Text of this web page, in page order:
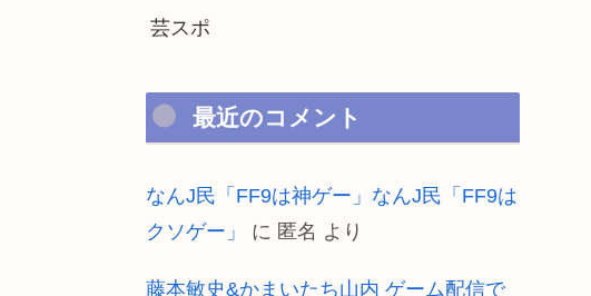
芸スポ
最近のコメント
なんJ民「FF9は神ゲー」なんJ民「FF9は
クソゲー」
に 匿名 より
藤本敏史&かまいたち山内 ゲーム配信で